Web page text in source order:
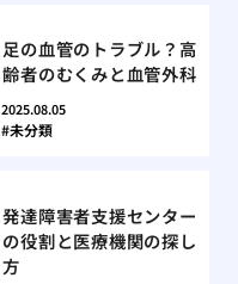
足の血管のトラブル？高
齢者のむくみと血管外科
2025.08.05
未分類
発達障害者支援センター
の役割と医療機関の探し
方